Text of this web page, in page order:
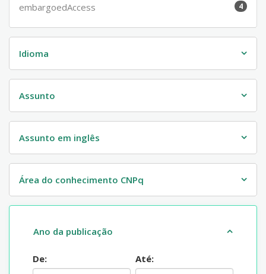
embargoedAccess 4
Idioma
Assunto
Assunto em inglês
Área do conhecimento CNPq
Ano da publicação
De: Até: